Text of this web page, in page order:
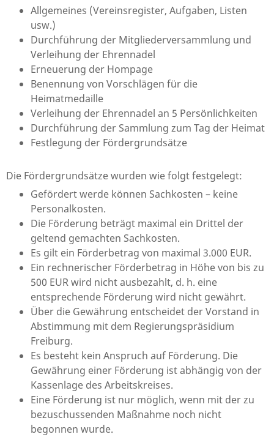
Allgemeines (Vereinsregister, Aufgaben, Listen
usw.)
Durchführung der Mitgliederversammlung und
Verleihung der Ehrennadel
Erneuerung der Hompage
Benennung von Vorschlägen für die
Heimatmedaille
Verleihung der Ehrennadel an 5 Persönlichkeiten
Durchführung der Sammlung zum Tag der Heimat
Festlegung der Fördergrundsätze
Die Fördergrundsätze wurden wie folgt festgelegt:
Gefördert werde können Sachkosten – keine
Personalkosten.
Die Förderung beträgt maximal ein Drittel der
geltend gemachten Sachkosten.
Es gilt ein Förderbetrag von maximal 3.000 EUR.
Ein rechnerischer Förderbetrag in Höhe von bis zu
500 EUR wird nicht ausbezahlt, d. h. eine
entsprechende Förderung wird nicht gewährt.
Über die Gewährung entscheidet der Vorstand in
Abstimmung mit dem Regierungspräsidium
Freiburg.
Es besteht kein Anspruch auf Förderung. Die
Gewährung einer Förderung ist abhängig von der
Kassenlage des Arbeitskreises.
Eine Förderung ist nur möglich, wenn mit der zu
bezuschussenden Maßnahme noch nicht
begonnen wurde.